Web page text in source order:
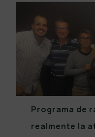
Programa de
realmente la